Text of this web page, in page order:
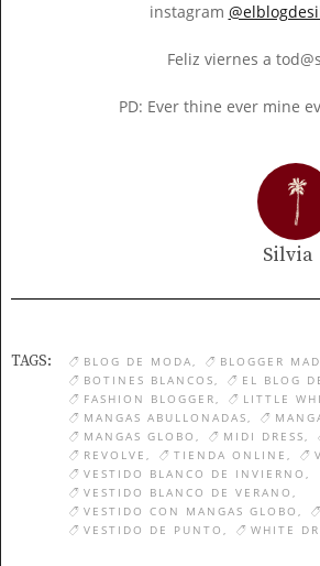
instagram
Feliz viernes a
PD: Ever thine ever mine
Silvia
TAGS: BLOG DE MODA BLOGGER
BOTINES BLANCOS
EL BLOG
FASHION BLOGGER
LITTLE
MANGAS ABULLONADAS
MANGAS GLOBO
MIDI DRESS
REVOLVE
TIENDA ONLINE
VESTIDO BLANCO DE INVIERNO
VESTIDO BLANCO DE VERANO
VESTIDO CON MANGAS GLOBO
VESTIDO DE PUNTO
WHITE